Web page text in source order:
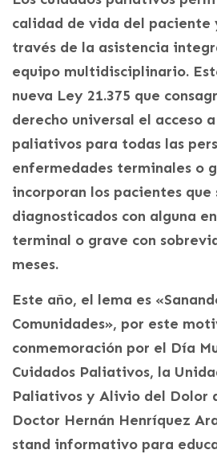
calidad de vida del paciente
través de la asistencia
equipo multidisciplinario.
nueva Ley 21.375 que
derecho universal el acceso
paliativos para todas las
enfermedades terminales o
incorporan los pacientes que
diagnosticados con alguna
terminal o grave con
meses.
Este año, el lema es
Comunidades», por este
conmemoración por el Día
Cuidados Paliativos, la
Paliativos y Alivio del Dolor
Doctor Hernán Henríquez
stand informativo para